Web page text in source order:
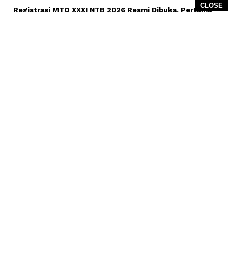
CLOSE
Registrasi MTQ XXXI NTB 2026 Resmi Dibuka, Pertama